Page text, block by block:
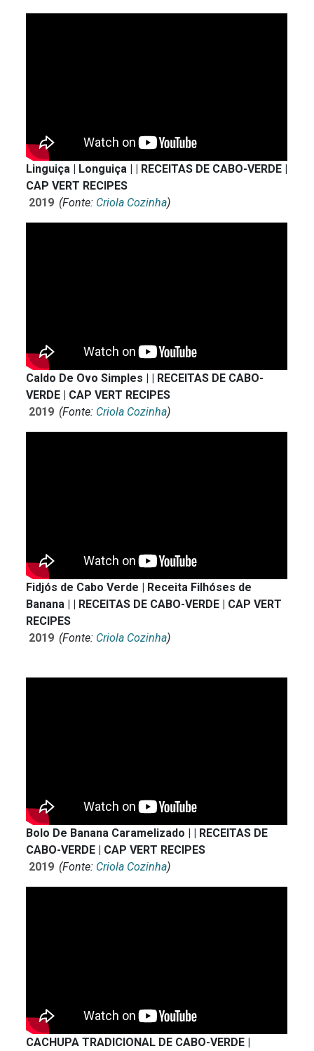
Linguiça | Longuiça | | RECEITAS DE CABO-VERDE |
CAP VERT RECIPES
2019 (Fonte: Criola Cozinha)
Caldo De Ovo Simples | | RECEITAS DE CABO-
VERDE | CAP VERT RECIPES
2019 (Fonte: Criola Cozinha)
Fidjós de Cabo Verde | Receita Filhóses de
Banana | | RECEITAS DE CABO-VERDE | CAP VERT
RECIPES
2019 (Fonte: Criola Cozinha)
Bolo De Banana Caramelizado | | RECEITAS DE
CABO-VERDE | CAP VERT RECIPES
2019 (Fonte: Criola Cozinha)
CACHUPA TRADICIONAL DE CABO-VERDE |